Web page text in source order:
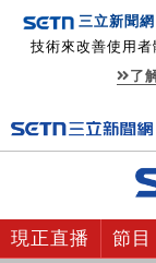
三立新聞網
技術來改善使用者
了
現正直播 節目